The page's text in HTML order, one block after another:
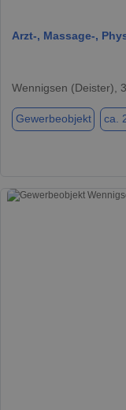
Arzt-, Massage-,
Wennigsen (Deister),
Gewerbeobjekt ca.